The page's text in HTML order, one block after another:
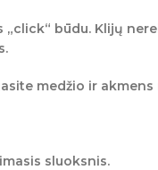
„click“ būdu. Klijų
medžio ir akmens
sluoksnis.